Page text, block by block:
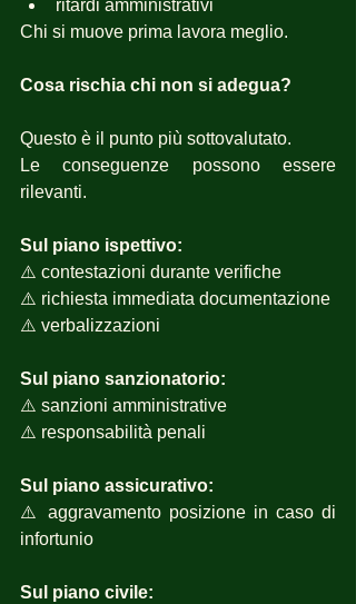
ritardi amministrativi
Chi si muove prima lavora meglio.
Cosa rischia chi non si adegua?
Questo è il punto più sottovalutato.
Le conseguenze possono essere
rilevanti.
Sul piano ispettivo:
⚠️ contestazioni durante verifiche
⚠️ richiesta immediata documentazione
⚠️ verbalizzazioni
Sul piano sanzionatorio:
⚠️ sanzioni amministrative
⚠️ responsabilità penali
Sul piano assicurativo:
⚠️ aggravamento posizione in caso di
infortunio
Sul piano civile: